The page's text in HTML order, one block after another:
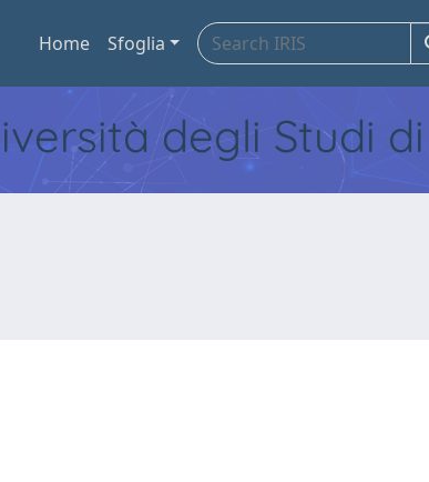
Home Sfoglia
degli Studi